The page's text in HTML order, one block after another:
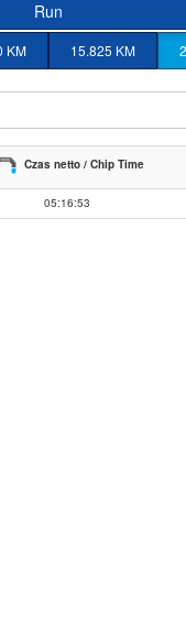
Run
KM 15.825 KM
Czas netto / Chip Time
05:16:53